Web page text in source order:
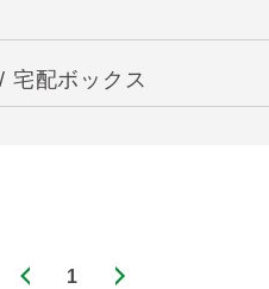
配ボックス
1